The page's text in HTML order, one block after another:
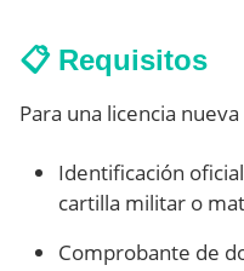
📋 Requisitos
Para una licencia
Identificación
cartilla militar o
Comprobante de